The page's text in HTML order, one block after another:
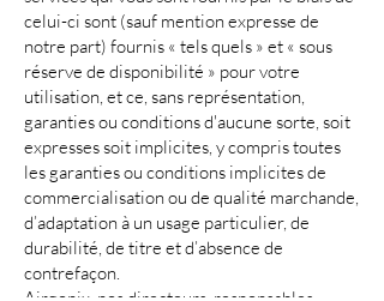
celui-ci sont (sauf mention expresse de
notre part) fournis « tels quels » et « sous
réserve de disponibilité » pour votre
utilisation, et ce, sans représentation,
garanties ou conditions d'aucune sorte, soit
expresses soit implicites, y compris toutes
les garanties ou conditions implicites de
commercialisation ou de qualité marchande,
d’adaptation à un usage particulier, de
durabilité, de titre et d’absence de
contrefaçon.